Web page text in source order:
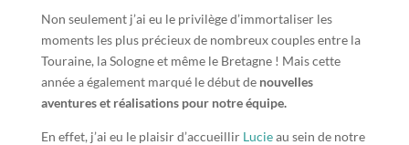
Non seulement j’ai eu le privilège d’immortaliser les
moments les plus précieux de nombreux couples entre la
Touraine, la Sologne et même le Bretagne ! Mais cette
année a également marqué le début de nouvelles
aventures et réalisations pour notre équipe.
En effet, j’ai eu le plaisir d’accueillirLucieau sein de notre